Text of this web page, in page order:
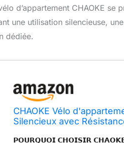
d’appartement CHAOKE se
une utilisation silencieuse,
dédiée.
CHAOKE Vélo
Silencieux avec
𝗣𝗢𝗨𝗥𝗤𝗨𝗢𝗜 𝗖𝗛𝗢𝗜𝗦𝗜𝗥 𝗖𝗛𝗔𝗢𝗞𝗘: